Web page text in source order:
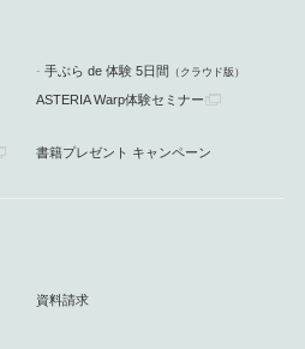
手ぶら de 体験 5日間 （クラウド版）
ASTERIA Warp体験セミナー
書籍プレゼント キャンペーン
資料請求